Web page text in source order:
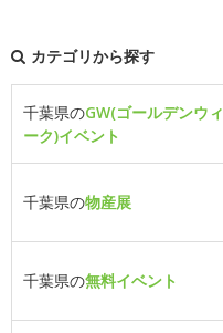
カテゴリから探す
千葉県のGW(ゴールデンウィ
ーク)イベント
千葉県の物産展
千葉県の無料イベント